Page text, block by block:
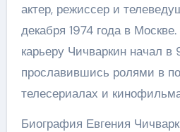
актер, режиссер и
декабря 1974 года в
карьеру Чичваркин начал
прославившись ролями в
телесериалах и
Биография Евгения